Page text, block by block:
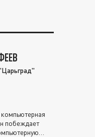
побеждает